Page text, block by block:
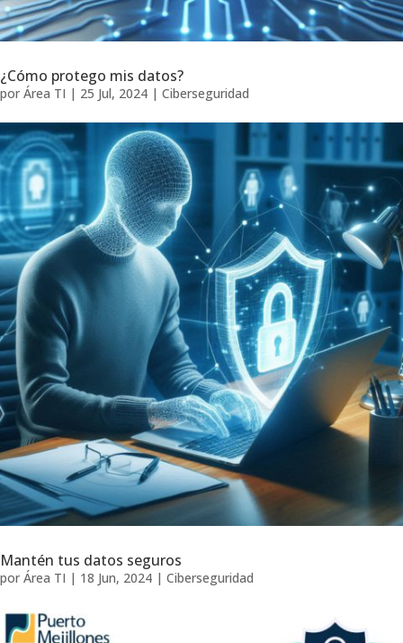
¿Cómo protego mis datos?
por Área TI | 25 Jul, 2024 | Ciberseguridad
Mantén tus datos seguros
por Área TI | 18 Jun, 2024 | Ciberseguridad